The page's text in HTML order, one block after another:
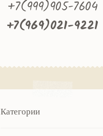
+7(999)905-7604
+7(969)021-9221
Категории